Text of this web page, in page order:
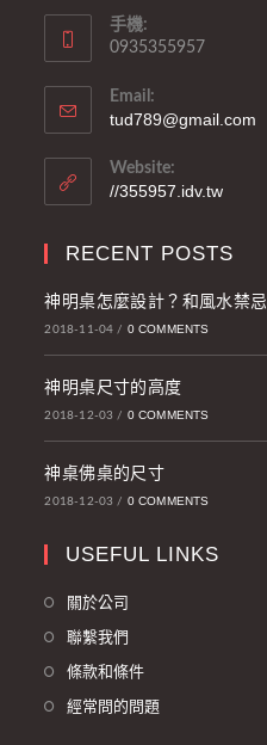
手機:
0935355957
Email:
tud789@gmail.com
Website:
//355957.idv.tw
RECENT POSTS
神明桌怎麼設計？和風水禁忌
2018-11-04 / 0 COMMENTS
神明桌尺寸的高度
2018-12-03 / 0 COMMENTS
神桌佛桌的尺寸
2018-12-03 / 0 COMMENTS
USEFUL LINKS
關於公司
聯繫我們
條款和條件
經常問的問題